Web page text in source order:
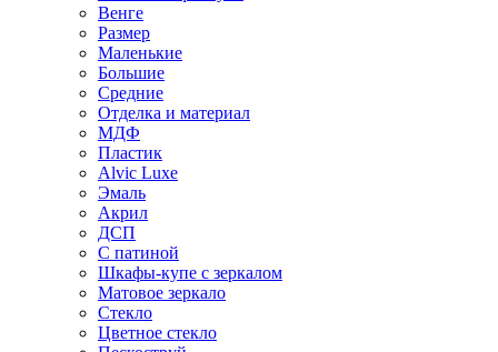
Венге
Размер
Маленькие
Большие
Средние
Отделка и материал
МДФ
Пластик
Alvic Luxe
Эмаль
Акрил
ДСП
С патиной
Шкафы-купе с зеркалом
Матовое зеркало
Стекло
Цветное стекло